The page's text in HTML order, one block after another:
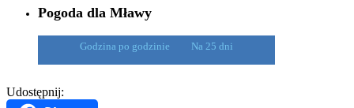
Pogoda dla Mławy
Godzina po godzinie Na 25 dni
Udostępnij: